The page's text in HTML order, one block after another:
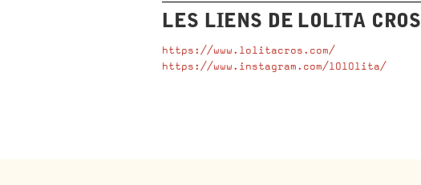
LES LIENS DE LOLITA CROS
https://www.lolitacros.com/
https://www.instagram.com/l0l0lita/